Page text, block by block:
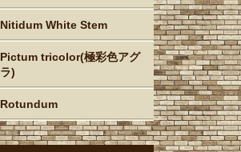
Nitidum White Stem
Pictum tricolor(極彩色アグ
ラ)
Rotundum